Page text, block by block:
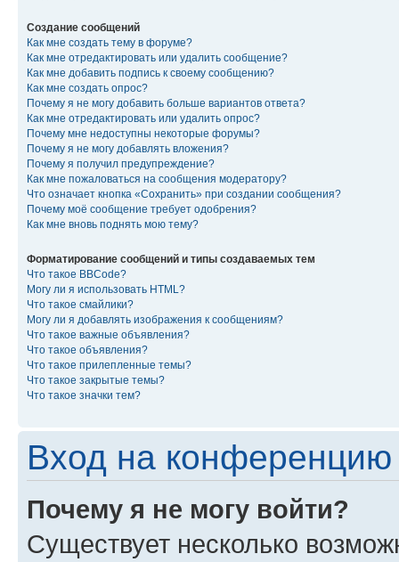
Создание сообщений
Как мне создать тему в форуме?
Как мне отредактировать или удалить сообщение?
Как мне добавить подпись к своему сообщению?
Как мне создать опрос?
Почему я не могу добавить больше вариантов ответа?
Как мне отредактировать или удалить опрос?
Почему мне недоступны некоторые форумы?
Почему я не могу добавлять вложения?
Почему я получил предупреждение?
Как мне пожаловаться на сообщения модератору?
Что означает кнопка «Сохранить» при создании сообщения?
Почему моё сообщение требует одобрения?
Как мне вновь поднять мою тему?
Форматирование сообщений и типы создаваемых тем
Что такое BBCode?
Могу ли я использовать HTML?
Что такое смайлики?
Могу ли я добавлять изображения к сообщениям?
Что такое важные объявления?
Что такое объявления?
Что такое прилепленные темы?
Что такое закрытые темы?
Что такое значки тем?
Вход на конференцию
Почему я не могу войти?
Существует несколько